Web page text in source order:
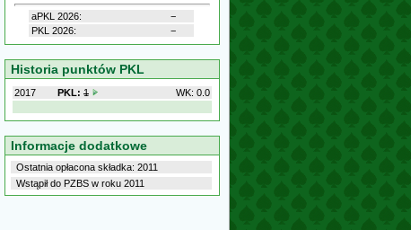
aPKL 2026:
−
PKL 2026:
−
Historia punktów PKL
2017 PKL: 1 WK: 0.0
Informacje dodatkowe
Ostatnia opłacona składka: 2011
Wstąpił do PZBS w roku 2011